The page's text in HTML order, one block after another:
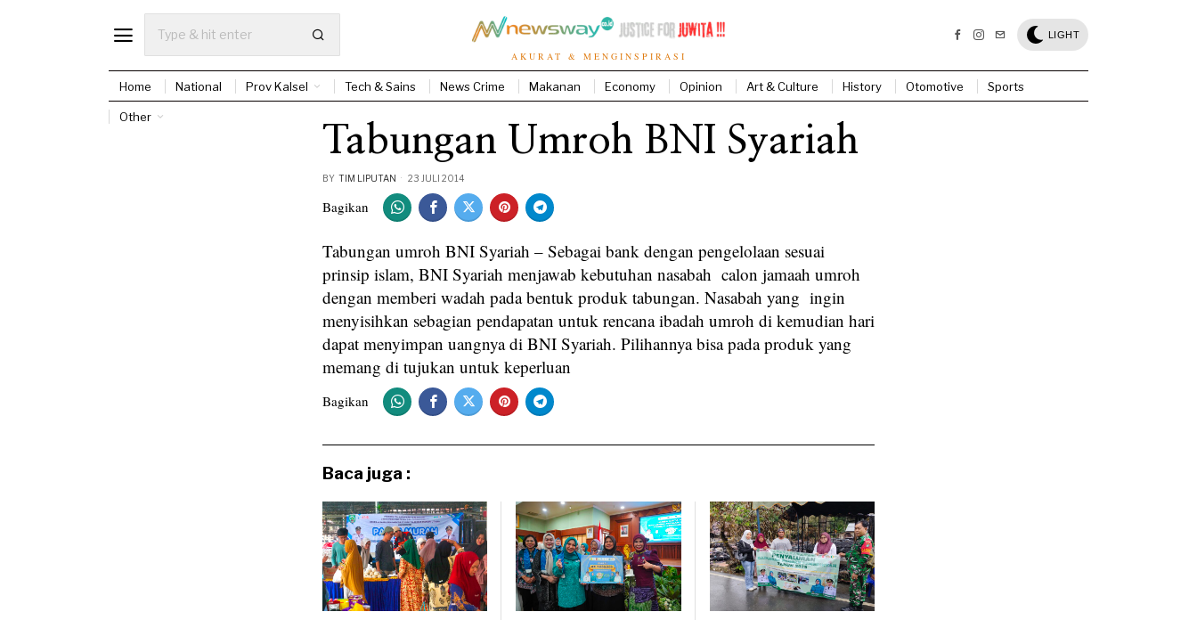
AKURAT & MENGINSPIRASI
LIGHT
Home National Prov Kalsel Tech & Sains News Crime Makanan Economy Opinion Art & Culture History Otomotive Sports
Other
Tabungan Umroh BNI Syariah
BY TIM LIPUTAN 23 JULI 2014
Bagikan
Tabungan umroh BNI Syariah – Sebagai bank dengan pengelolaan sesuai
prinsip islam, BNI Syariah menjawab kebutuhan nasabah calon jamaah umroh
dengan memberi wadah pada bentuk produk tabungan. Nasabah yang ingin
menyisihkan sebagian pendapatan untuk rencana ibadah umroh di kemudian hari
dapat menyimpan uangnya di BNI Syariah. Pilihannya bisa pada produk yang
memang di tujukan untuk keperluan
Bagikan
Baca juga :